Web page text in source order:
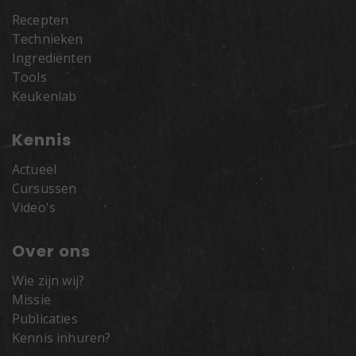
Recepten
Technieken
Ingrediënten
Tools
Keukenlab
Kennis
Actueel
Cursussen
Video's
Over ons
Wie zijn wij?
Missie
Publicaties
Kennis inhuren?